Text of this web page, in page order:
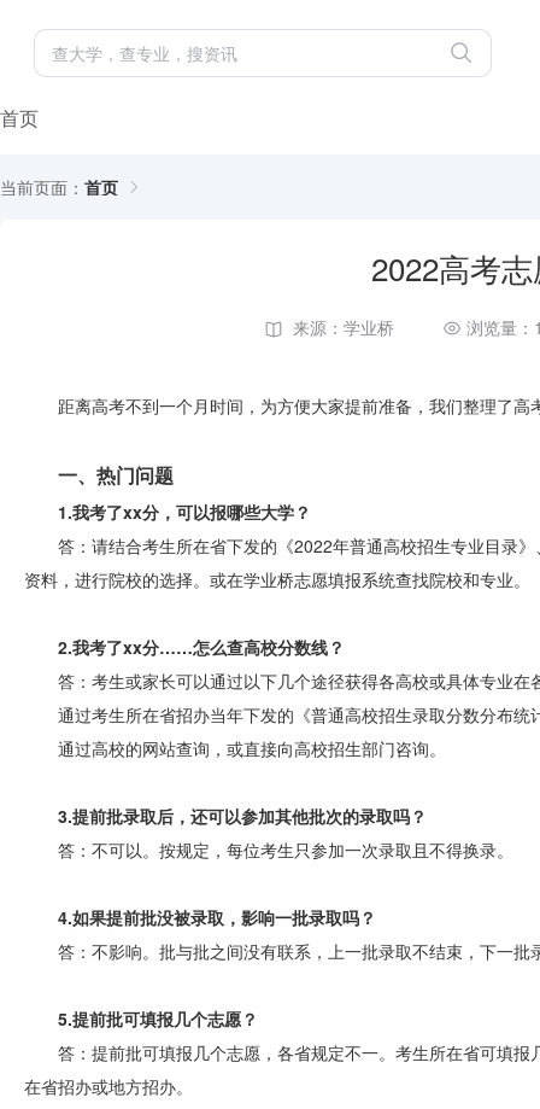
首页
当前页面： 首页
2022高考
来源：学业桥 浏览量：
距离高考不到一个月时间，为方便大家提前准备，我们整理了
一、热门问题
1.我考了xx分，可以报哪些大学？
答：请结合考生所在省下发的《2022年普通高校招生专业目录
资料，进行院校的选择。或在学业桥志愿填报系统查找院校和专业。
2.我考了xx分……怎么查高校分数线？
答：考生或家长可以通过以下几个途径获得各高校或具体专业在
通过考生所在省招办当年下发的《普通高校招生录取分数分布统
通过高校的网站查询，或直接向高校招生部门咨询。
3.提前批录取后，还可以参加其他批次的录取吗？
答：不可以。按规定，每位考生只参加一次录取且不得换录。
4.如果提前批没被录取，影响一批录取吗？
答：不影响。批与批之间没有联系，上一批录取不结束，下一批
5.提前批可填报几个志愿？
答：提前批可填报几个志愿，各省规定不一。考生所在省可填
在省招办或地方招办。